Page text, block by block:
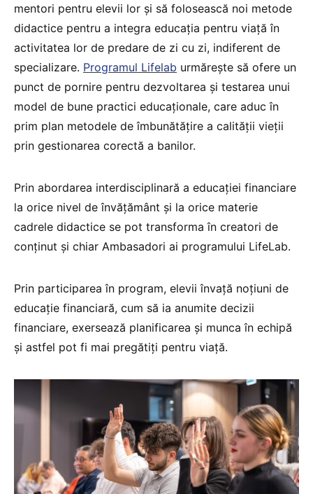
mentori pentru elevii lor și să folosească noi metode
didactice pentru a integra educația pentru viață în
activitatea lor de predare de zi cu zi, indiferent de
specializare. Programul Lifelab urmărește să ofere un
punct de pornire pentru dezvoltarea și testarea unui
model de bune practici educaționale, care aduc în
prim plan metodele de îmbunătățire a calității vieții
prin gestionarea corectă a banilor.
Prin abordarea interdisciplinară a educației financiare
la orice nivel de învățământ și la orice materie
cadrele didactice se pot transforma în creatori de
conținut și chiar Ambasadori ai programului LifeLab.
Prin participarea în program, elevii învață noțiuni de
educație financiară, cum să ia anumite decizii
financiare, exersează planificarea și munca în echipă
și astfel pot fi mai pregătiți pentru viață.